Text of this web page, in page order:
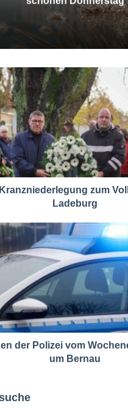
zum
Ladeburg
der Polizei vom
um Bernau